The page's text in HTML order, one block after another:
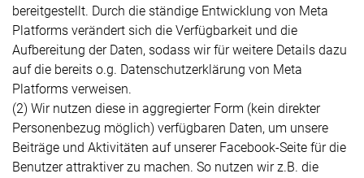
bereitgestellt. Durch die ständige Entwicklung von Meta
Platforms verändert sich die Verfügbarkeit und die
Aufbereitung der Daten, sodass wir für weitere Details dazu
auf die bereits o.g. Datenschutzerklärung von Meta
Platforms verweisen.
(2) Wir nutzen diese in aggregierter Form (kein direkter
Personenbezug möglich) verfügbaren Daten, um unsere
Beiträge und Aktivitäten auf unserer Facebook-Seite für die
Benutzer attraktiver zu machen. So nutzen wir z.B. die